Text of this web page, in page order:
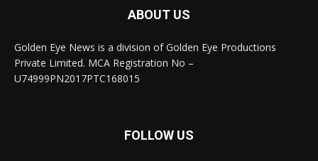
ABOUT US
Golden Eye News is a division of Golden Eye Productions
Private Limited. MCA Registration No –
U74999PN2017PTC168015
FOLLOW US